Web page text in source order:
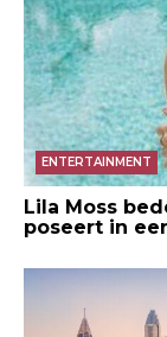
ENTERTAINMENT
Lila Moss
poseert in